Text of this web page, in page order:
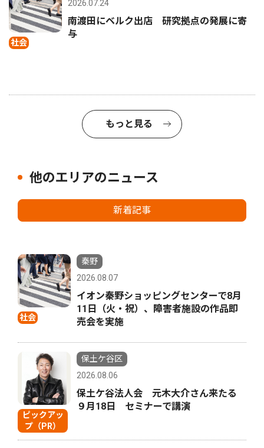
社会
2026.07.24
南渡田にベルク出店 研究拠点の発展に寄
与
もっと見る
他のエリアのニュース
新着記事
社会
秦野
2026.08.07
イオン秦野ショッピングセンターで8月
11日（火・祝）、障害者施設の作品即
売会を実施
ピックアッ
プ（PR）
保土ケ谷区
2026.08.06
保土ケ谷法人会 元木大介さん来たる
９月18日 セミナーで講演